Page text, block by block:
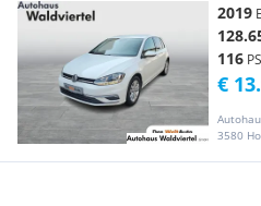
2019
116
3580
€